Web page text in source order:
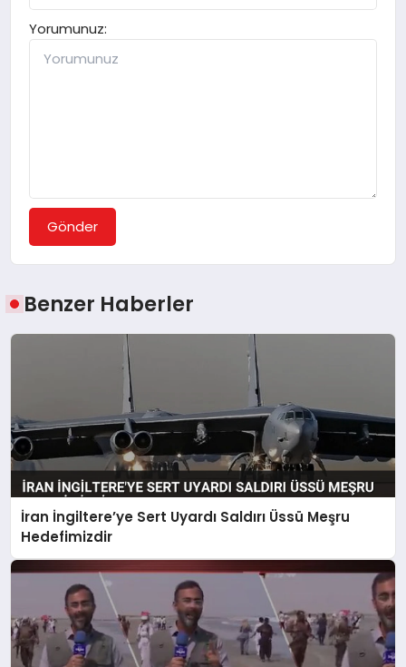
Yorumunuz:
Gönder
Benzer Haberler
İran İngiltere’ye Sert Uyardı Saldırı Üssü Meşru
Hedefimizdir